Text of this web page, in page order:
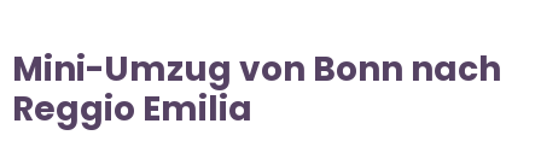
Mini-Umzug von Bonn nach
Reggio Emilia